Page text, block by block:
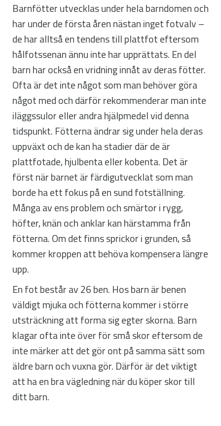
Barnfötter utvecklas under hela barndomen och
har under de första åren nästan inget fotvalv –
de har alltså en tendens till plattfot eftersom
hålfotssenan ännu inte har upprättats. En del
barn har också en vridning innåt av deras fötter.
Ofta är det inte något som man behöver göra
något med och därför rekommenderar man inte
iläggssulor eller andra hjälpmedel vid denna
tidspunkt. Fötterna ändrar sig under hela deras
uppväxt och de kan ha stadier där de är
plattfotade, hjulbenta eller kobenta. Det är
först när barnet är färdigutvecklat som man
borde ha ett fokus på en sund fotställning.
Många av ens problem och smärtor i rygg,
höfter, knän och anklar kan härstamma från
fötterna. Om det finns sprickor i grunden, så
kommer kroppen att behöva kompensera längre
upp.
En fot består av 26 ben. Hos barn är benen
väldigt mjuka och fötterna kommer i större
utsträckning att forma sig egter skorna. Barn
klagar ofta inte över för små skor eftersom de
inte märker att det gör ont på samma sätt som
äldre barn och vuxna gör. Därför är det viktigt
att ha en bra vägledning när du köper skor till
ditt barn.